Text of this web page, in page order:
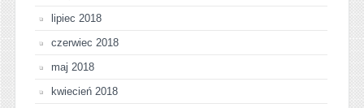
lipiec 2018
czerwiec 2018
maj 2018
kwiecień 2018